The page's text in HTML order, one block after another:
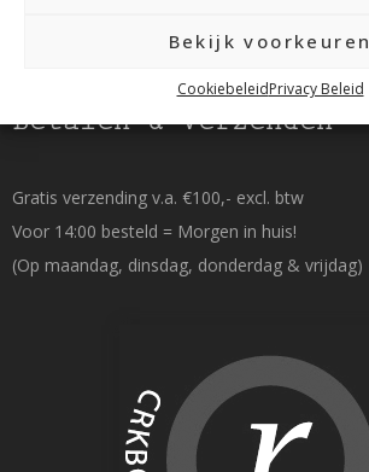
Bekijk voorkeuren
CookiebeleidPrivacy Beleid
Betalen & Verzenden
Gratis verzending v.a. €100,- excl. btw
Voor 14:00 besteld = Morgen in huis!
(Op maandag, dinsdag, donderdag & vrijdag)